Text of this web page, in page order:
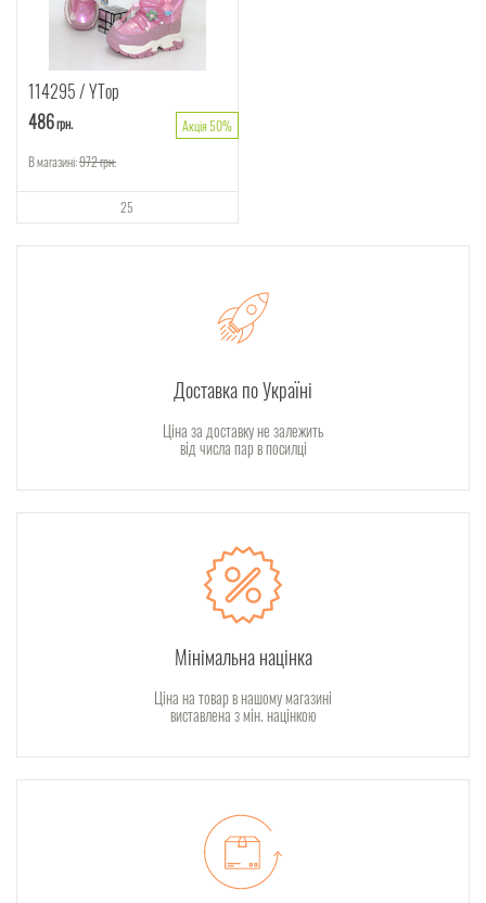
114295 YTop
486грн.
Акція 50%
В магазині:972грн.
25
Доставка по Україні
Ціна за доставку не залежить
від числа пар в посилці
Мінімальна націнка
Ціна на товар в нашому магазині
виставлена з мін. націнкою